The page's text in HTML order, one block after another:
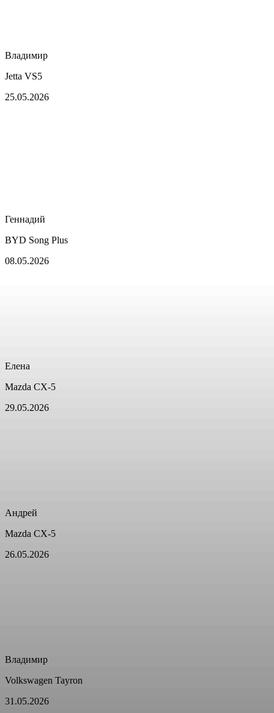
Владимир
Jetta VS5
25.05.2026
Геннадий
BYD Song Plus
08.05.2026
Елена
Mazda CX-5
29.05.2026
Андрей
Mazda CX-5
26.05.2026
Владимир
Volkswagen Tayron
31.05.2026